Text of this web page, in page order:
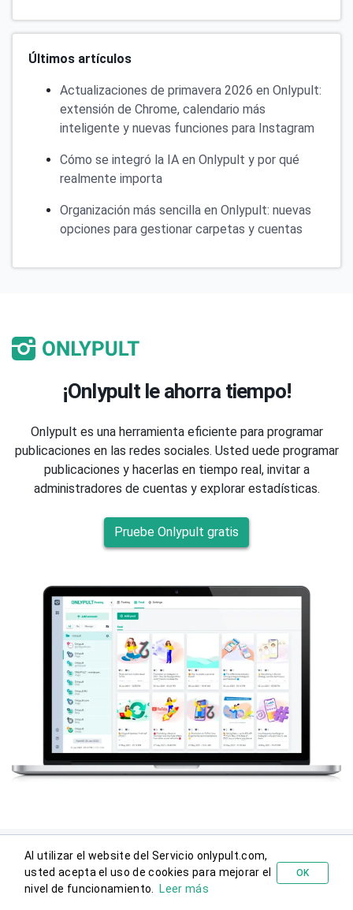
Últimos artículos
Actualizaciones de primavera 2026 en Onlypult:
extensión de Chrome, calendario más
inteligente y nuevas funciones para Instagram
Cómo se integró la IA en Onlypult y por qué
realmente importa
Organización más sencilla en Onlypult: nuevas
opciones para gestionar carpetas y cuentas
¡Onlypult le ahorra tiempo!
Onlypult es una herramienta eficiente para programar
publicaciones en las redes sociales. Usted uede programar
publicaciones y hacerlas en tiempo real, invitar a
administradores de cuentas y explorar estadísticas.
Pruebe Onlypult gratis
Al utilizar el website del Servicio onlypult.com,
usted acepta el uso de cookies para mejorar el
nivel de funcionamiento.
Leer más
OK
Probar gratis